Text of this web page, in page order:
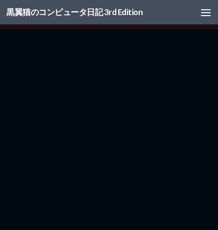
コンテンツへスキップ
黒翼猫のコンピュータ日記 3rd Edition